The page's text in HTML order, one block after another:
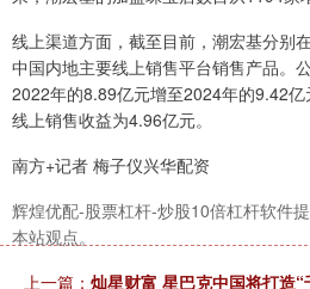
线上渠道方面，截至目前，潮宏基分别
中国内地主要线上销售平台销售产品。
2022年的8.89亿元增至2024年的9.42
线上销售收益为4.96亿元。
南方+记者 梅子仪兴华配资
辉煌优配-股票杠杆-炒股10倍杠杆软件
本站观点。
上一篇： 灿星财富 星巴克中国将打造